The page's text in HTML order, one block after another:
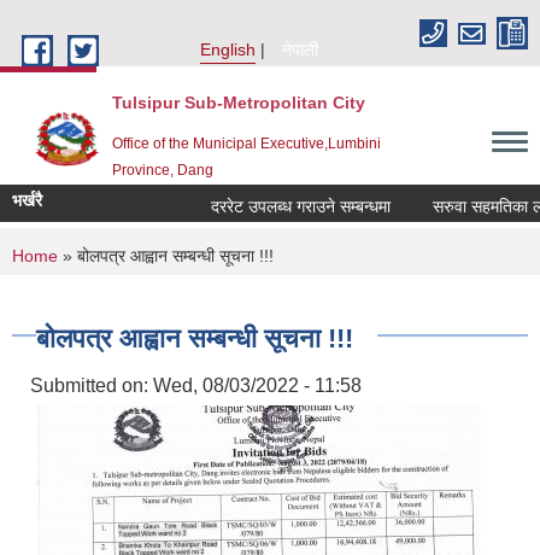
English
नेपाली
Tulsipur Sub-Metropolitan City
Office of the Municipal Executive,Lumbini
Province, Dang
भर्खरै दररेट उपलब्ध गराउने सम्बन्धमा सरुवा सहमतिका
You are here
Home » बोलपत्र आह्वान सम्बन्धी सूचना !!!
बोलपत्र आह्वान सम्बन्धी सूचना !!!
Submitted on: Wed, 08/03/2022 - 11:58